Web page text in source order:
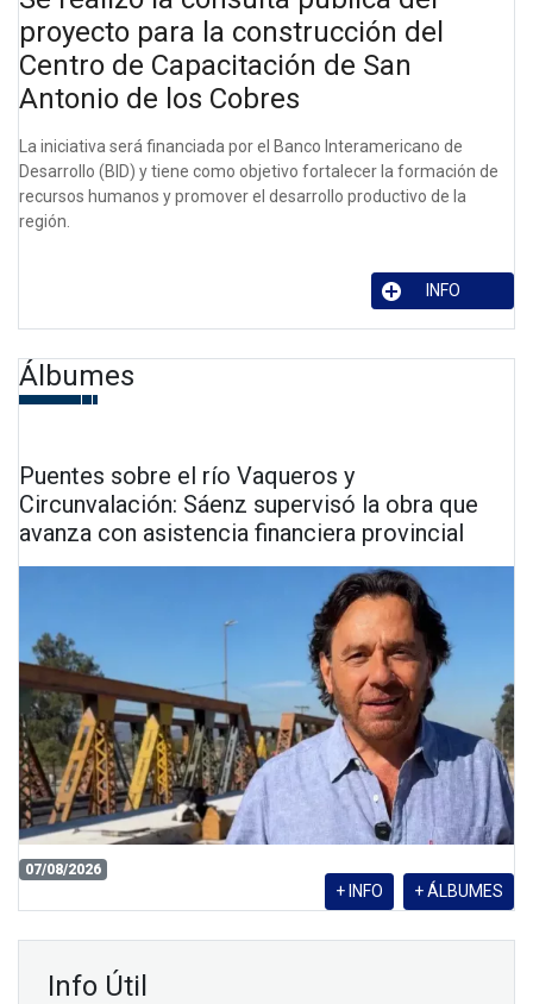
proyecto para la construcción del
Centro de Capacitación de San
Antonio de los Cobres
La iniciativa será financiada por el Banco Interamericano de
Desarrollo (BID) y tiene como objetivo fortalecer la formación de
recursos humanos y promover el desarrollo productivo de la
región.
INFO
Álbumes
Puentes sobre el río Vaqueros y
Circunvalación: Sáenz supervisó la obra que
avanza con asistencia financiera provincial
07/08/2026
+ ÁLBUMES
+ INFO
Info Útil